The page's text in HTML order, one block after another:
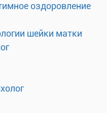
оздоровление
шейки матки